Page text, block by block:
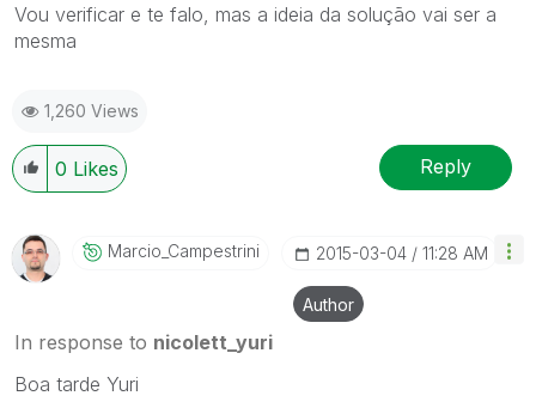
Vou verificar e te falo, mas a ideia da solução vai ser a
mesma
1,260 Views
0 Likes Reply
Marcio_CampestrIni ‎2015-03-04 11:28 AM
Author
In response to nicolett_yuri
Boa tarde Yuri